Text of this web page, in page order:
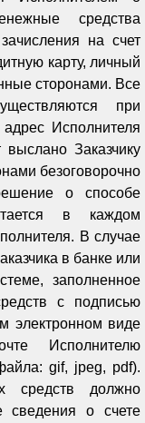
средства
на счет
карту, личный
сторонами. Все
при
Исполнителя
Заказчику
безоговорочно
о способе
в каждом
В случае
в банке или
заполненное
с подписью
электронном виде
Исполнителю
gif, jpeg, pdf).
средств должно
сведения о счете